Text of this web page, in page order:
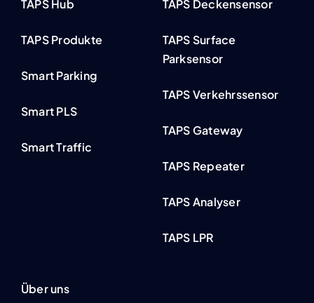
TAPS Hub
TAPS Produkte
Smart Parking
Smart PLS
Smart Traffic
TAPS Deckensensor
TAPS Surface
Parksensor
TAPS Verkehrssensor
TAPS Gateway
TAPS Repeater
TAPS Analyser
TAPS LPR
Über uns